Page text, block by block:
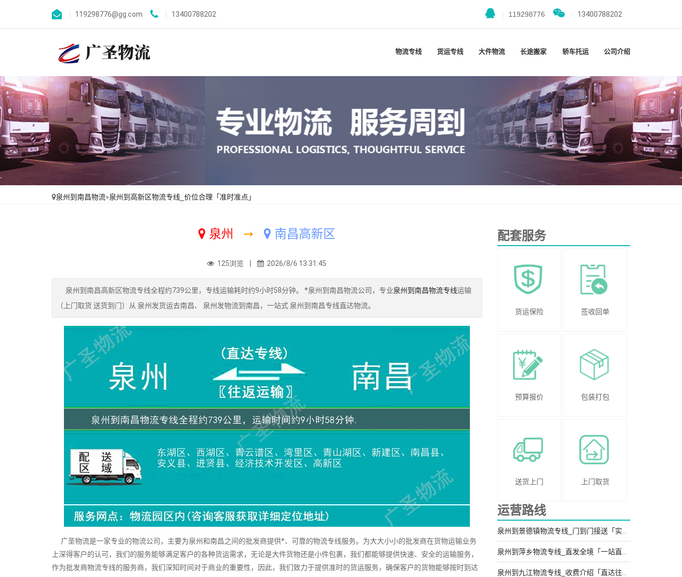
119298776@gg.com 13400788202 119298776 13400788202
物流专线 货运专线 大件物流 长途搬家 轿车托运 公司介绍
泉州到南昌物流»泉州到高新区物流专线_价位合理「准时准点」
泉州 ➙ 南昌高新区
125浏览 | 2026/8/6 13:31:45
泉州到南昌高新区物流专线全程约739公里，专线运输耗时约9小时58分钟。 *泉州到南昌物流公司，专业泉州到南昌物流专线运输
（上门取货 送货到门）从 泉州发货运去南昌、 泉州发物流到南昌，一站式 泉州到南昌专线直达物流。
广圣物流是一家专业的物流公司，主要为泉州和南昌之间的批发商提供*、可靠的物流专线服务。为大大小小的批发商在货物运输业务
上深得客户的认可，我们的服务能够满足客户的各种货运需求，无论是大件货物还是小件包裹，我们都能够提供快速、安全的运输服务，
作为批发商物流专线的服务商，我们深知时间对于商业的重要性，因此，我们致力于提供准时的货运服务，确保客户的货物能够按时到达
配套服务
货运保险 签收回单
预算报价 包装打包
送货上门 上门取货
运营路线
泉州到景德镇物流专线_门到门接送「实时反馈」
泉州到萍乡物流专线_直发全境「一站直达」
泉州到九江物流专线_收费介绍「直达往返」